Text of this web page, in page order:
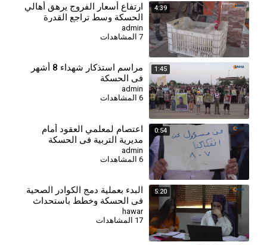
4:39
⁣ارتفاع أسعار الفروج يرهق أهالي
الحسكة وسط تراجع القدرة
الشرائية
admin
7 المشاهدات
1:45
⁣مراسم استذكار شهداء 8 أشهر
في الحسكة
admin
6 المشاهدات
0:54
اعتصام لمعلمي العقود أمام
مديرية التربية في الحسكة
للمطالبة بالتثبيت وصرف
مستحقاتهم
admin
6 المشاهدات
5:20
البدء بعملية دمج الكوادر الصحية
في الحسكة وخطط باستحداث
مراكز جديدة
hawar
17 المشاهدات